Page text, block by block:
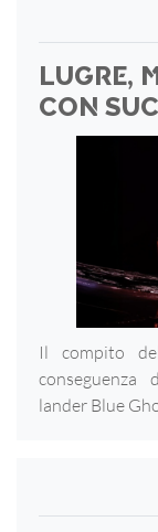
LUGRE,
CON
Il compito
conseguenza
lander Blue